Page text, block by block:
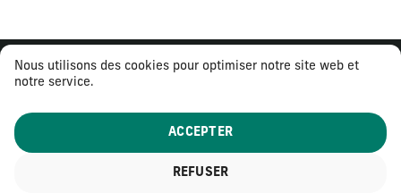
Nous utilisons des cookies pour optimiser notre site web et
notre service.
ACCEPTER
REFUSER